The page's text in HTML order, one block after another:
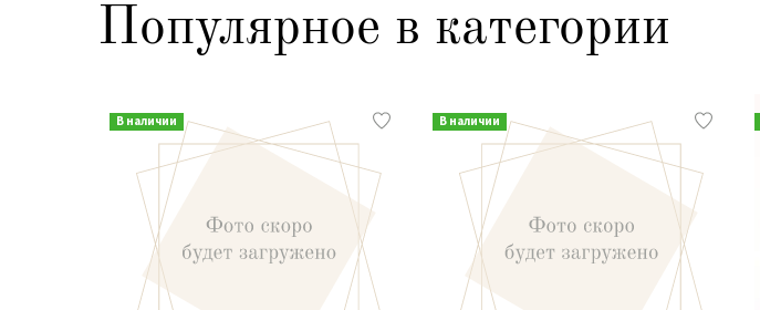
Популярное в категории
В наличии В наличии